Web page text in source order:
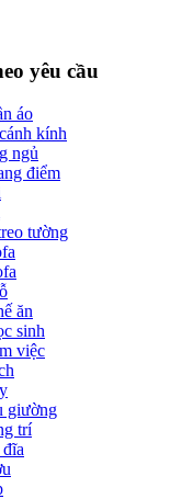
yêu cầu
áo
kính
ngủ
điểm
tường
ăn
sinh
việc
giường
trí